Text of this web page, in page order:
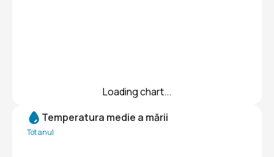
Loading chart...
Temperatura medie a mării
Tot anul